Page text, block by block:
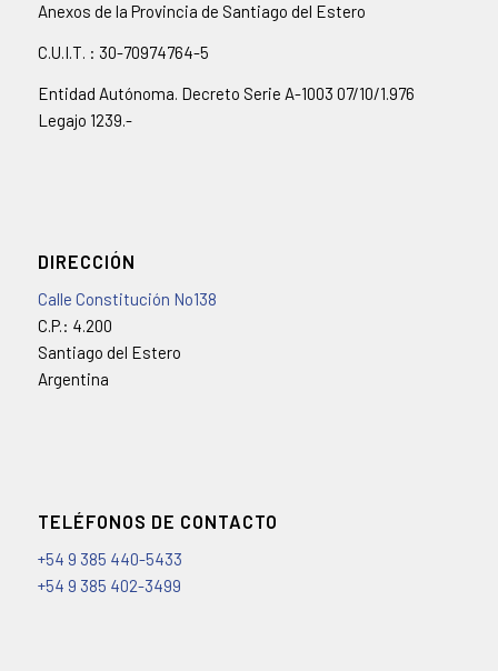
Anexos de la Provincia de Santiago del Estero
C.U.I.T. : 30-70974764-5
Entidad Autónoma. Decreto Serie A-1003 07/10/1.976
Legajo 1239.-
DIRECCIÓN
Calle Constitución No138
C.P.: 4.200
Santiago del Estero
Argentina
TELÉFONOS DE CONTACTO
+54 9 385 440-5433
+54 9 385 402-3499